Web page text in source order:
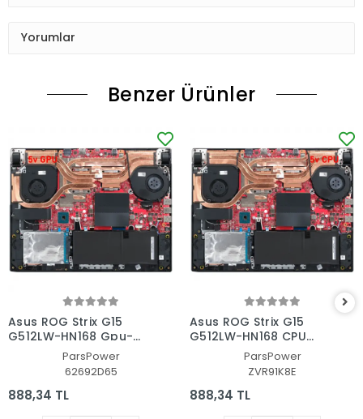
Yorumlar
Benzer Ürünler
Asus ROG Strix G15
G512LW-HN168 Gpu-
Vga Fan - Ekran Kartı
ParsPower
62692D65
888,34 TL
Asus ROG Strix G15
G512LW-HN168 CPU
Fan - İşlemci Fanı
ParsPower
ZVR91K8E
888,34 TL